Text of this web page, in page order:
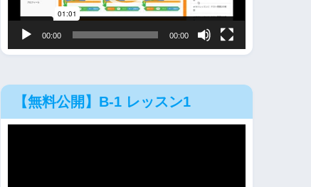
ヤ
00:00 00:00
【無料公開】B-1 レッスン1